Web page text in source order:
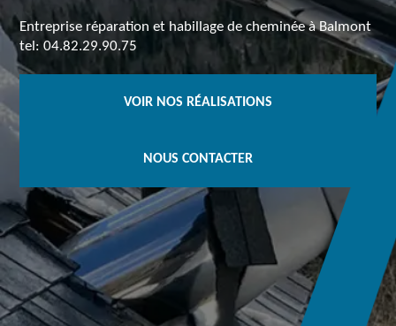
Entreprise réparation et habillage de cheminée à Balmont
tel: 04.82.29.90.75
VOIR NOS RÉALISATIONS
NOUS CONTACTER